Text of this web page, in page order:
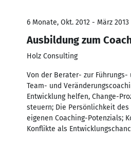
6 Monate, Okt. 2012 - März 2013
Ausbildung zum
Holz Consulting
Von der Berater- zur Führungs-
Team- und
Entwicklung helfen, Change-
steuern; Die Persönlichkeit des
eigenen Coaching-Potenzials;
Konflikte als